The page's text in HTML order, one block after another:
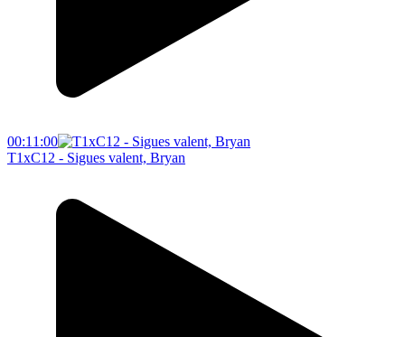
00:11:00
T1xC12 - Sigues valent, Bryan